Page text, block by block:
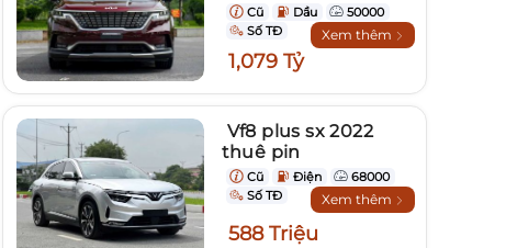
Cũ Dầu
50000
Số TĐ
Xem thêm
1,079 Tỷ
Vf8 plus sx 2022
thuê pin
Cũ Điện
68000
Số TĐ
Xem thêm
588 Triệu